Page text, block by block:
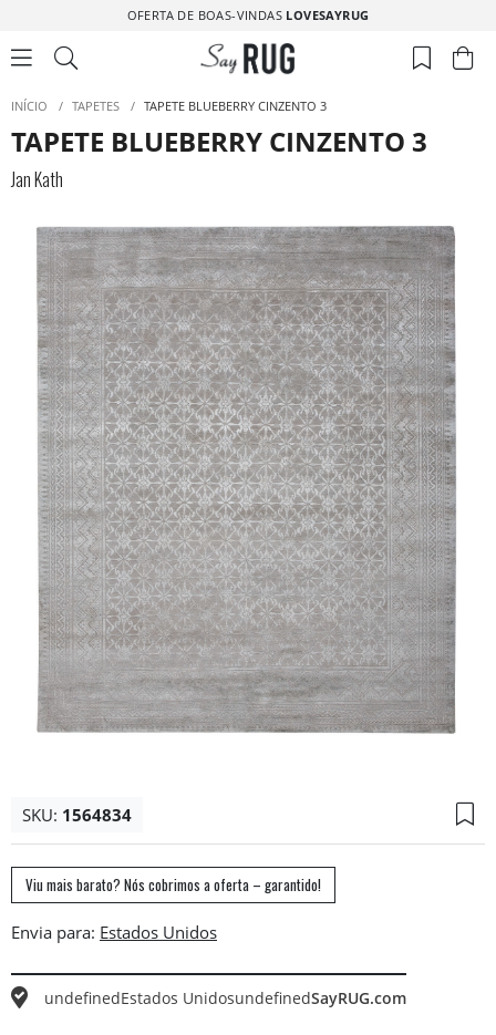
OFERTA DE BOAS-VINDAS LOVESAYRUG
INÍCIO / TAPETES / TAPETE BLUEBERRY CINZENTO 3
TAPETE BLUEBERRY CINZENTO 3
Jan Kath
SKU: 1564834
Viu mais barato? Nós cobrimos a oferta – garantido!
Envia para:
undefinedEstados UnidosundefinedSayRUG.com